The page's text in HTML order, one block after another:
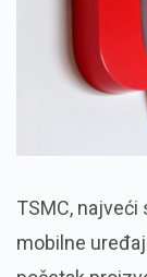
TSMC,
mobilne